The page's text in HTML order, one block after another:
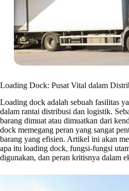
Loading Dock: Pusat Vital dalam
Loading dock adalah sebuah fasilitas
dalam rantai distribusi dan logistik.
barang dimuat atau dimuatkan dari
dock memegang peran yang sangat
barang yang efisien. Artikel ini akan
apa itu loading dock, fungsi-fungsi
digunakan, dan peran kritisnya dalam